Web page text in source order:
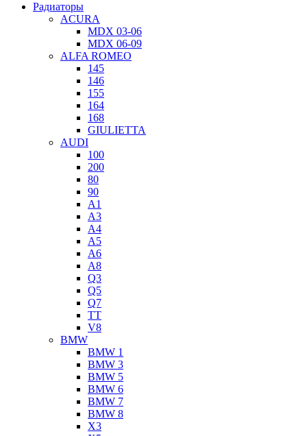
Радиаторы
ACURA
MDX 03-06
MDX 06-09
ALFA ROMEO
145
146
155
164
168
GIULIETTA
AUDI
100
200
80
90
A1
A3
A4
A5
A6
A8
Q3
Q5
Q7
TT
V8
BMW
BMW 1
BMW 3
BMW 5
BMW 6
BMW 7
BMW 8
X3